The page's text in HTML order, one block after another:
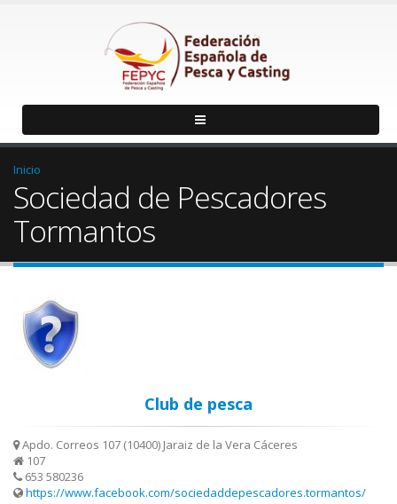
Inicio
Sociedad de Pescadores
Tormantos
Club de pesca
Apdo. Correos 107 (10400) Jaraiz de la Vera Cáceres
107
653 580236
https://www.facebook.com/sociedaddepescadores.tormantos/